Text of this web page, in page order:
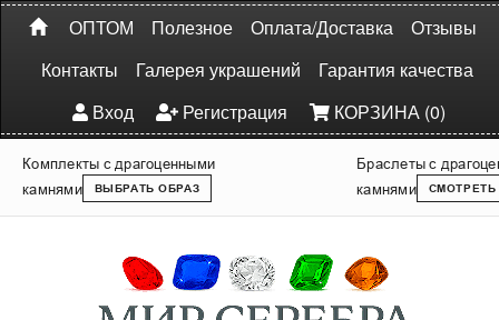
ОПТОМ Полезное Оплата/Доставка
Отзывы
Контакты
Галерея украшений
Гарантия качества
Вход
Регистрация КОРЗИНА (0)
Комплекты с драгоценными
камнями
ВЫБРАТЬ ОБРАЗ
Браслеты с
камнями
СМОТРЕТЬ